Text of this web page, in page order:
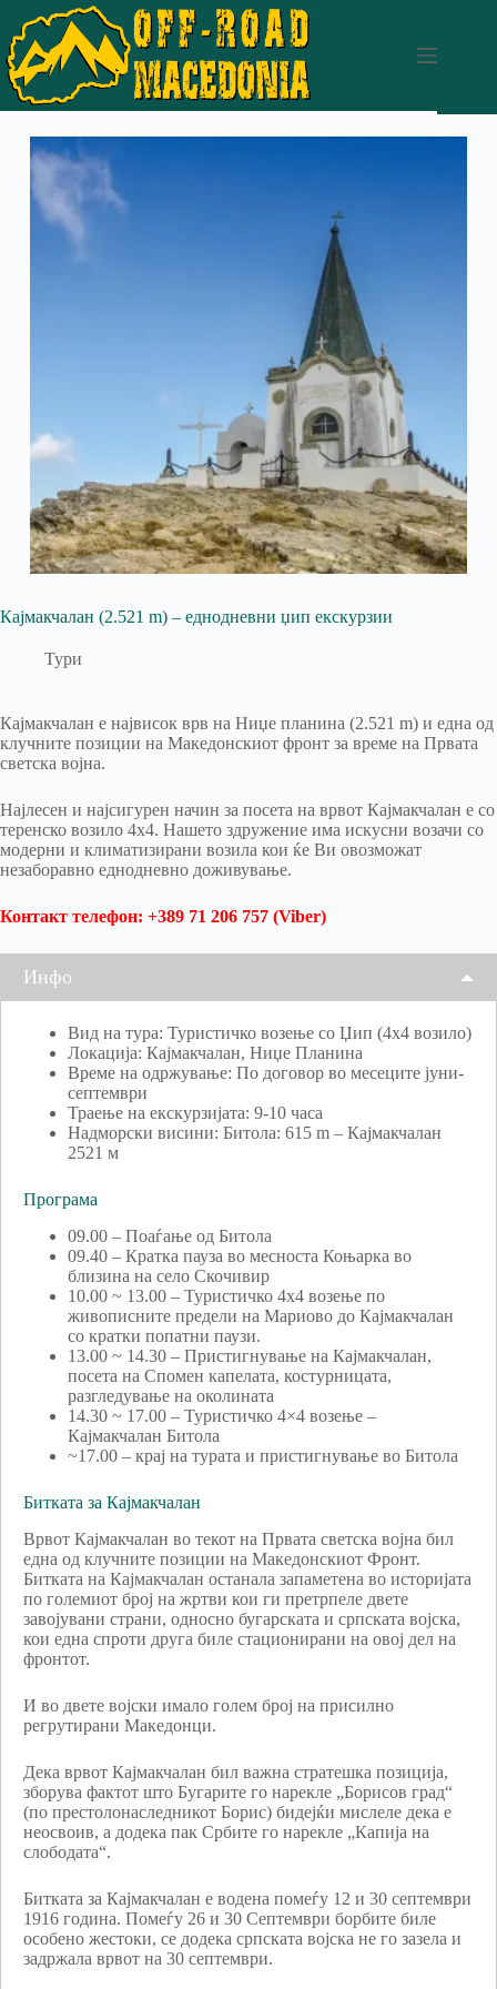
Кајмакчалан (2.521 m) – еднодневни џип екскурзии
Тури
Кајмакчалан е највисок врв на Ниџе планина (2.521 m) и една од
клучните позиции на Македонскиот фронт за време на Првата
светска војна.
Најлесен и најсигурен начин за посета на врвот Кајмакчалан е со
теренско возило 4х4. Нашето здружение има искусни возачи со
модерни и климатизирани возила кои ќе Ви овозможат
незаборавно еднодневно доживување.
Контакт телефон: +389 71 206 757 (Viber)
Инфо
Вид на тура: Туристичко возење со Џип (4х4 возило)
Локација: Кајмакчалан, Ниџе Планина
Време на одржување: По договор во месеците јуни-
септември
Траење на екскурзијата: 9-10 часа
Надморски висини: Битола: 615 m – Кајмакчалан
2521 м
Програма
09.00 – Поаѓање од Битола
09.40 – Кратка пауза во месноста Коњарка во
близина на село Скочивир
10.00 ~ 13.00 – Туристичко 4х4 возење по
живописните предели на Мариово до Кајмакчалан
со кратки попатни паузи.
13.00 ~ 14.30 – Пристигнување на Кајмакчалан,
посета на Спомен капелата, костурницата,
разгледување на околината
14.30 ~ 17.00 – Туристичко 4×4 возење –
Кајмакчалан Битола
~17.00 – крај на турата и пристигнување во Битола
Битката за Кајмакчалан
Врвот Кајмакчалан во текот на Првата светска војна бил
една од клучните позиции на Македонскиот Фронт.
Битката на Кајмакчалан останала запаметена во историјата
по големиот број на жртви кои ги претрпеле двете
завојувани страни, односно бугарската и српската војска,
кои една спроти друга биле стационирани на овој дел на
фронтот.
И во двете војски имало голем број на присилно
регрутирани Македонци.
Дека врвот Кајмакчалан бил важна стратешка позиција,
зборува фактот што Бугарите го нарекле „Борисов град“
(по престолонаследникот Борис) бидејќи мислеле дека е
неосвоив, а додека пак Србите го нарекле „Капија на
слободата“.
Битката за Кајмакчалан е водена помеѓу 12 и 30 септември
1916 година. Помеѓу 26 и 30 Септември борбите биле
особено жестоки, се додека српската војска не го зазела и
задржала врвот на 30 септември.